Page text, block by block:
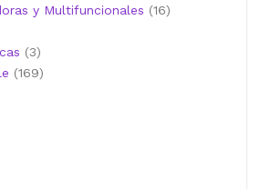
productos
y Multifuncionales 1616
33
productos
169169